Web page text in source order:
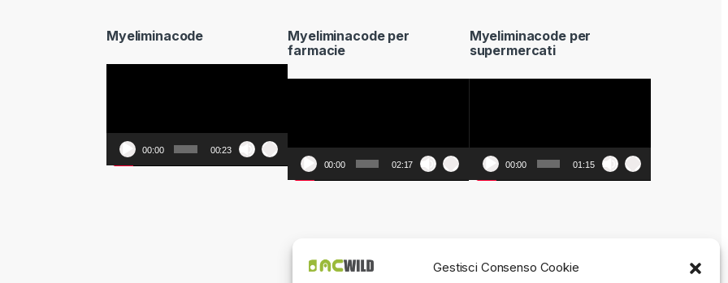
Gestisci Consenso Cookie
Myeliminacode
00:00 00:23
Myeliminacode per
farmacie
00:00 02:17
Myeliminacode per
supermercati
00:00 01:15